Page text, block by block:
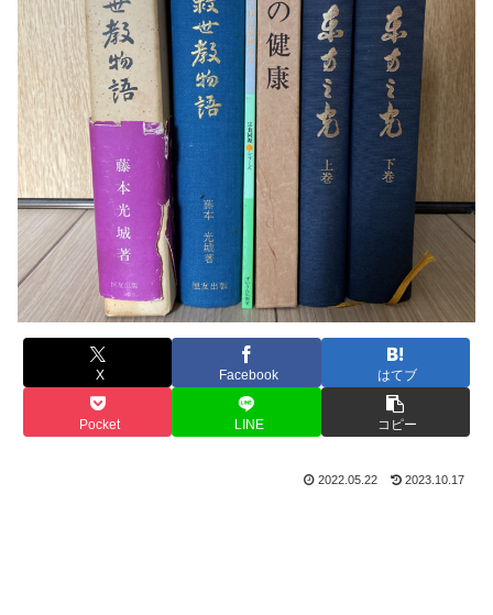
X Facebook はてブ
Pocket LINE コピー
2022.05.22 2023.10.17